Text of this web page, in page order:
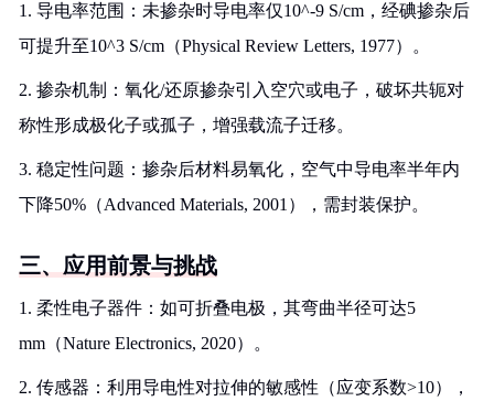
1. 导电率范围：未掺杂时导电率仅10^-9 S/cm，经碘掺杂后
可提升至10^3 S/cm（Physical Review Letters, 1977）。
2. 掺杂机制：氧化/还原掺杂引入空穴或电子，破坏共轭对
称性形成极化子或孤子，增强载流子迁移。
3. 稳定性问题：掺杂后材料易氧化，空气中导电率半年内
下降50%（Advanced Materials, 2001），需封装保护。
三、应用前景与挑战
1. 柔性电子器件：如可折叠电极，其弯曲半径可达5
mm（Nature Electronics, 2020）。
2. 传感器：利用导电性对拉伸的敏感性（应变系数>10），